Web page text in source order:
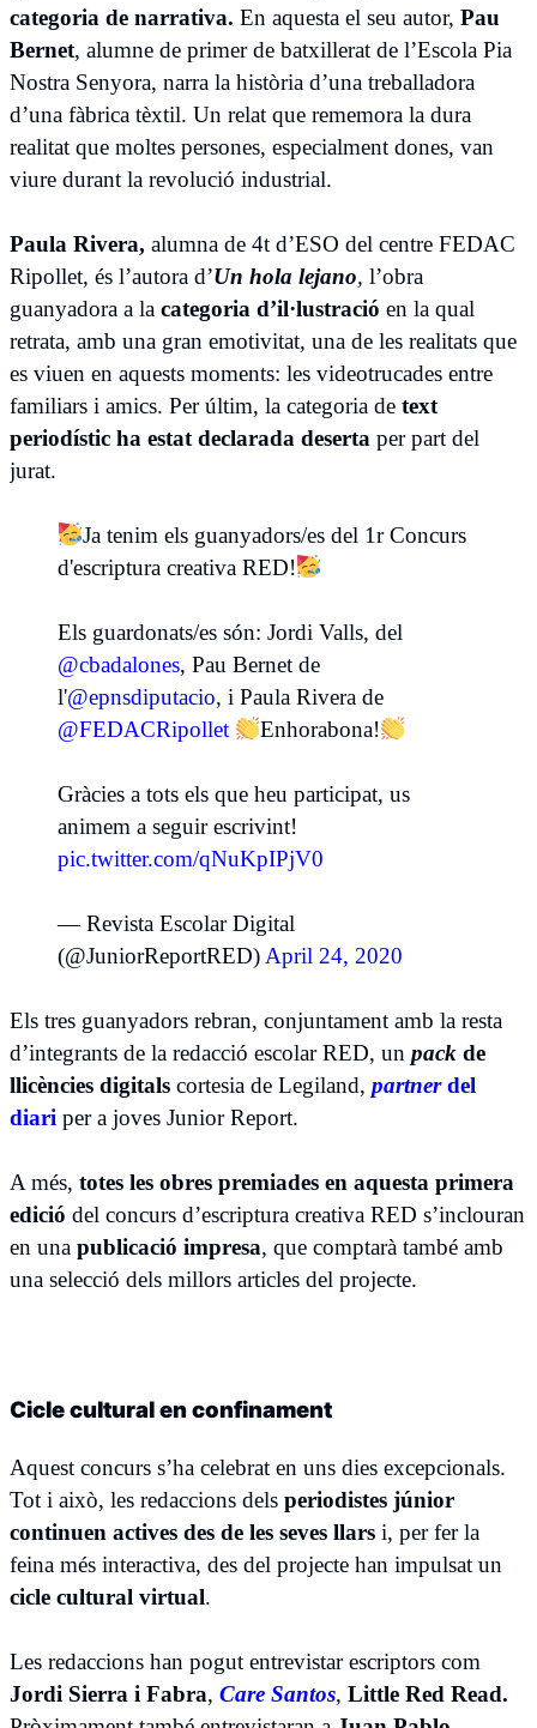
categoria de narrativa. En aquesta el seu autor, Pau
Bernet, alumne de primer de batxillerat de l’Escola Pia
Nostra Senyora, narra la història d’una treballadora
d’una fàbrica tèxtil. Un relat que rememora la dura
realitat que moltes persones, especialment dones, van
viure durant la revolució industrial.
Paula Rivera, alumna de 4t d’ESO del centre FEDAC
Ripollet, és l’autora d’Un hola lejano, l’obra
guanyadora a la categoria d’il·lustració en la qual
retrata, amb una gran emotivitat, una de les realitats que
es viuen en aquests moments: les videotrucades entre
familiars i amics. Per últim, la categoria de text
periodístic ha estat declarada deserta per part del
jurat.
Ja tenim els guanyadors/es del 1r Concurs
d'escriptura creativa RED!
Els guardonats/es són: Jordi Valls, del
@cbadalones, Pau Bernet de
l'@epnsdiputacio, i Paula Rivera de
@FEDACRipollet
Enhorabona!
Gràcies a tots els que heu participat, us
animem a seguir escrivint!
pic.twitter.com/qNuKpIPjV0
— Revista Escolar Digital
(@JuniorReportRED) April 24, 2020
Els tres guanyadors rebran, conjuntament amb la resta
d’integrants de la redacció escolar RED, un pack de
llicències digitals cortesia de Legiland, partnerdel
diari per a joves Junior Report.
A més, totes les obres premiades en aquesta primera
edició del concurs d’escriptura creativa RED s’inclouran
en una publicació impresa, que comptarà també amb
una selecció dels millors articles del projecte.
Cicle cultural en confinament
Aquest concurs s’ha celebrat en uns dies excepcionals.
Tot i això, les redaccions dels periodistes júnior
continuen actives des de les seves llars i, per fer la
feina més interactiva, des del projecte han impulsat un
cicle cultural virtual.
Les redaccions han pogut entrevistar escriptors com
Jordi Sierra i Fabra, Care Santos, Little Red Read.